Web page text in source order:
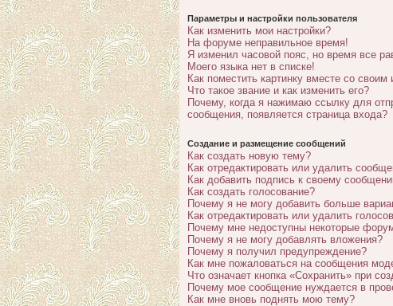
Параметры и настройки пользователя
Как изменить мои настройки?
На форуме неправильное время!
Я изменил часовой пояс, но время все
Моего языка нет в списке!
Как поместить картинку вместе со своим
Что такое звание и как изменить его?
Почему, когда я нажимаю ссылку для
сообщения, появляется страница входа?
Создание и размещение сообщений
Как создать новую тему?
Как отредактировать или удалить
Как добавить подпись к своему
Как создать голосование?
Почему я не могу добавить больше
Как отредактировать или удалить
Почему мне недоступны некоторые
Почему я не могу добавлять вложения?
Почему я получил предупреждение?
Как мне пожаловаться на сообщения
Что означает кнопка «Сохранить» при
Почему мое сообщение нуждается в
Как мне вновь поднять мою тему?